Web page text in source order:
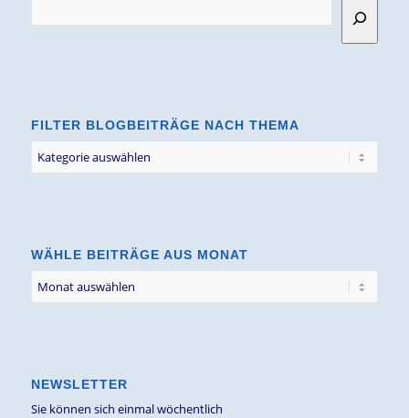
FILTER BLOGBEITRÄGE NACH THEMA
Blogbeiträge
WÄHLE BEITRÄGE AUS MONAT
NEWSLETTER
Sie können sich einmal wöchentlich